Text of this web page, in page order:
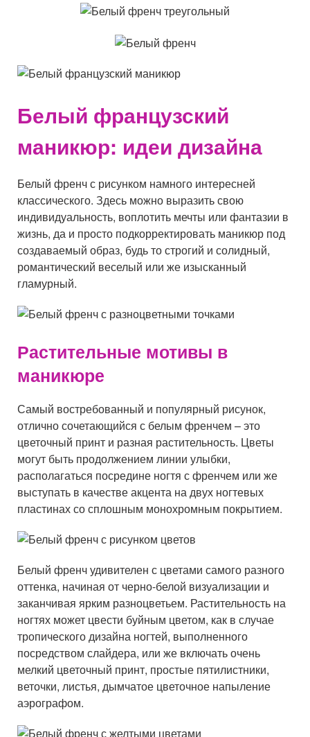
Белый французский
маникюр: идеи дизайна
Белый френч с рисунком намного интересней
классического. Здесь можно выразить свою
индивидуальность, воплотить мечты или фантазии в
жизнь, да и просто подкорректировать маникюр под
создаваемый образ, будь то строгий и солидный,
романтический веселый или же изысканный
гламурный.
Растительные мотивы в
маникюре
Самый востребованный и популярный рисунок,
отлично сочетающийся с белым френчем – это
цветочный принт и разная растительность. Цветы
могут быть продолжением линии улыбки,
располагаться посредине ногтя с френчем или же
выступать в качестве акцента на двух ногтевых
пластинах со сплошным монохромным покрытием.
Белый френч удивителен с цветами самого разного
оттенка, начиная от черно-белой визуализации и
заканчивая ярким разноцветьем. Растительность на
ногтях может цвести буйным цветом, как в случае
тропического дизайна ногтей, выполненного
посредством слайдера, или же включать очень
мелкий цветочный принт, простые пятилистники,
веточки, листья, дымчатое цветочное напыление
аэрографом.